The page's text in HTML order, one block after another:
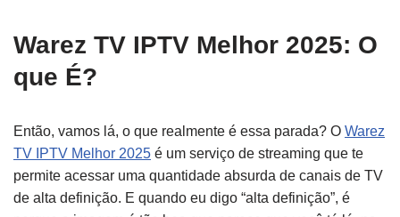
Warez TV IPTV Melhor 2025: O
que É?
Então, vamos lá, o que realmente é essa parada? O Warez
TV IPTV Melhor 2025 é um serviço de streaming que te
permite acessar uma quantidade absurda de canais de TV
de alta definição. E quando eu digo “alta definição”, é